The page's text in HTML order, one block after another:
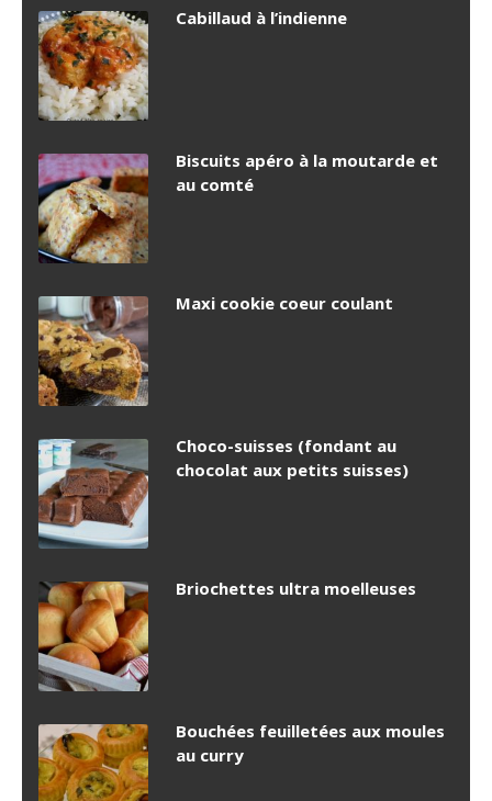
Cabillaud à l’indienne
Biscuits apéro à la moutarde et
au comté
Maxi cookie coeur coulant
Choco-suisses (fondant au
chocolat aux petits suisses)
Briochettes ultra moelleuses
Bouchées feuilletées aux moules
au curry